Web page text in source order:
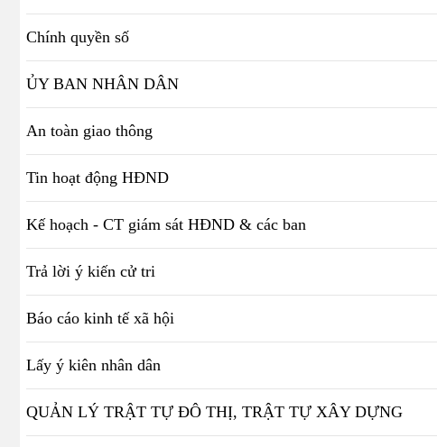
Chính quyền số
ỦY BAN NHÂN DÂN
An toàn giao thông
Tin hoạt động HĐND
Kế hoạch - CT giám sát HĐND & các ban
Trả lời ý kiến cử tri
Báo cáo kinh tế xã hội
Lấy ý kiên nhân dân
QUẢN LÝ TRẬT TỰ ĐÔ THỊ, TRẬT TỰ XÂY DỰNG